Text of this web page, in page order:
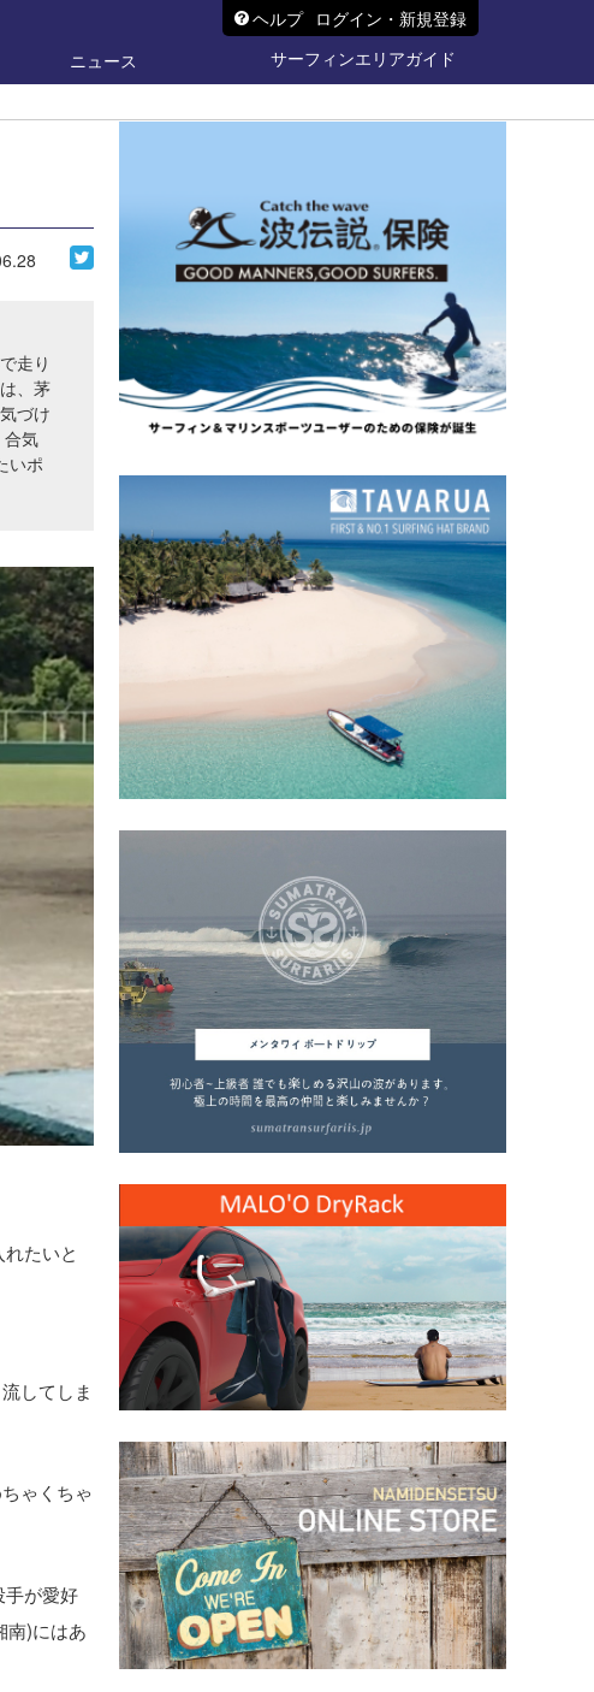
ヘルプ ログイン・新規登録
ニュース
サーフィンエリアガイド
走り
、茅
づけ
気
いポ
たいと
してしま
ゃくちゃ
手が愛好
南)にはあ